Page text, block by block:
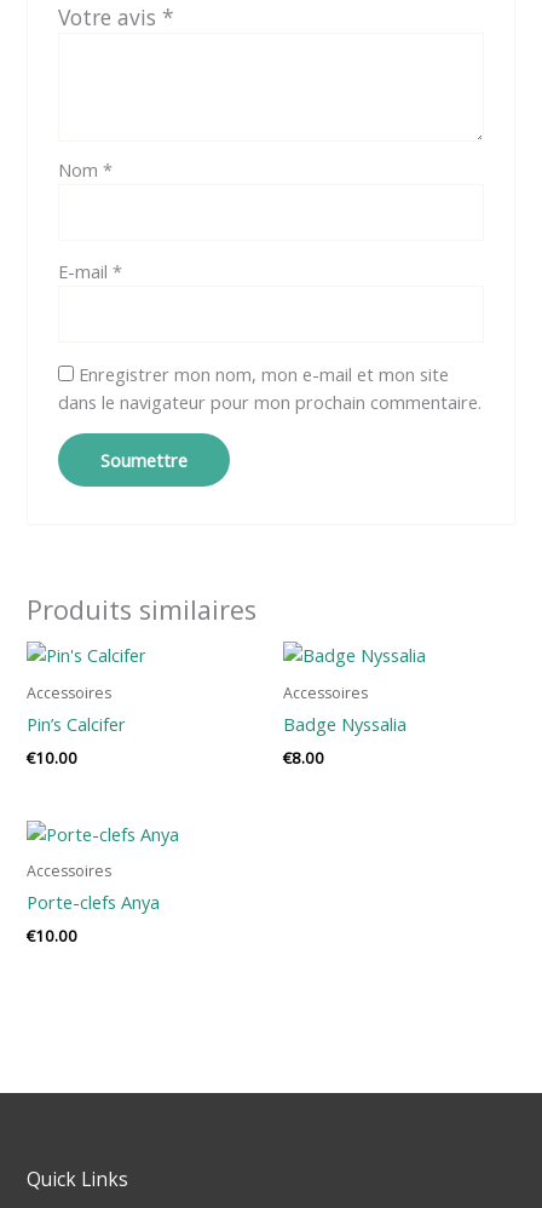
Votre avis *
Nom *
E-mail *
Enregistrer mon nom, mon e-mail et mon site
dans le navigateur pour mon prochain commentaire.
Produits similaires
Accessoires
Pin’s Calcifer
€10.00
Accessoires
Badge Nyssalia
€8.00
Accessoires
Porte-clefs Anya
€10.00
Quick Links